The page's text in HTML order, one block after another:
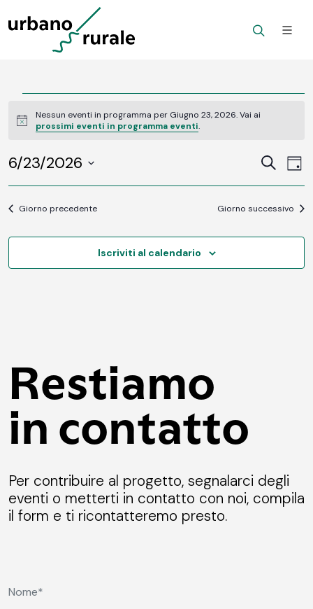
Eventi
for
Giugno
Notice
Nessun eventi in programma per Giugno 23, 2026. Vai ai
prossimi eventi in programma eventi.
Eventi
e
viste
Cerca
6/23/2026
DATA.Giorno precedente Giorno successivo
Iscriviti al calendario
Restiamo
in contatto
Per contribuire al progetto, segnalarci degli
eventi o metterti in contatto con noi, compila
il form e ti ricontatteremo presto.